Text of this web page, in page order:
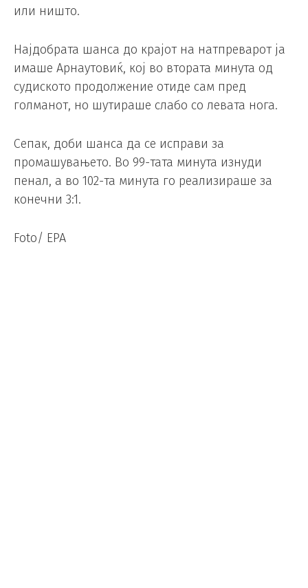
или ништо.
Најдобрата шанса до крајот на натпреварот ја
имаше Арнаутовиќ, кој во втората минута од
судиското продолжение отиде сам пред
голманот, но шутираше слабо со левата нога.
Сепак, доби шанса да се исправи за
промашувањето. Во 99-тата минута изнуди
пенал, а во 102-та минута го реализираше за
конечни 3:1.
Foto/ EPA